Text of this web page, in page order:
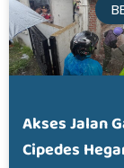
Akses Jalan
Cipedes